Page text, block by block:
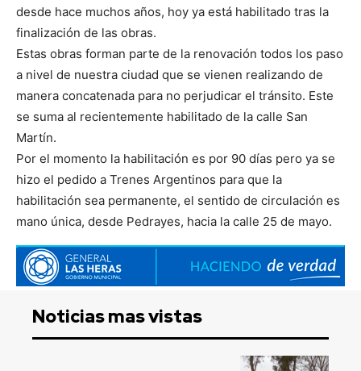
desde hace muchos años, hoy ya está habilitado tras la
finalización de las obras.
Estas obras forman parte de la renovación todos los paso
a nivel de nuestra ciudad que se vienen realizando de
manera concatenada para no perjudicar el tránsito. Este
se suma al recientemente habilitado de la calle San
Martín.
Por el momento la habilitación es por 90 días pero ya se
hizo el pedido a Trenes Argentinos para que la
habilitación sea permanente, el sentido de circulación es
mano única, desde Pedrayes, hacia la calle 25 de mayo.
Noticias mas vistas